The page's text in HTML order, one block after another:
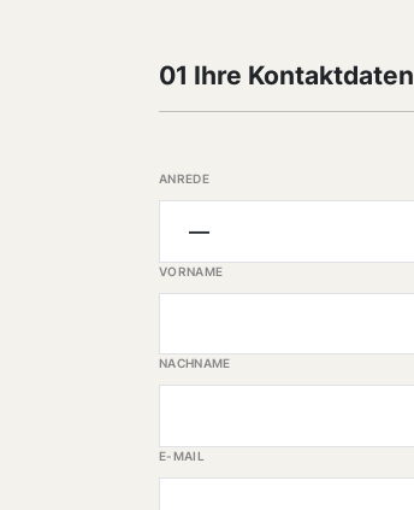
01 Ihre Kontaktdaten
ANREDE
VORNAME
NACHNAME
E-MAIL